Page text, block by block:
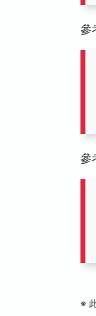
參
參
※